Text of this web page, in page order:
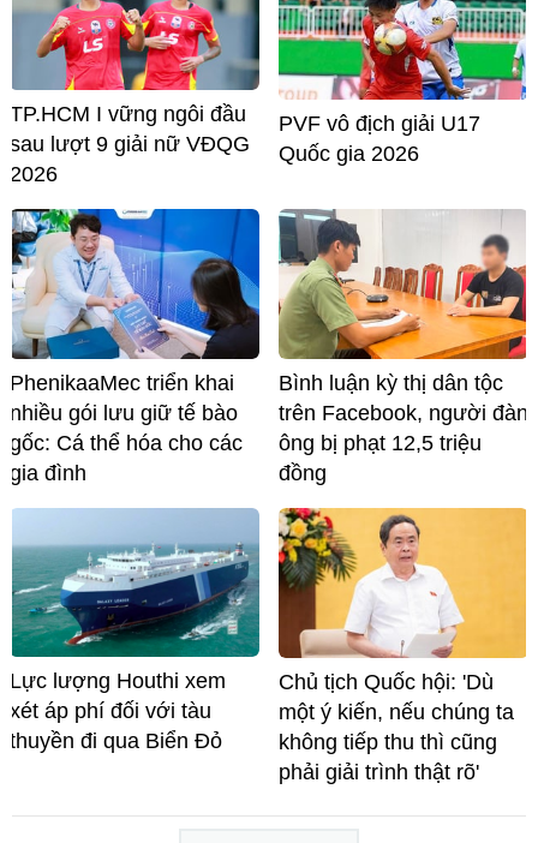
TP.HCM I vững ngôi đầu
sau lượt 9 giải nữ VĐQG
2026
PVF vô địch giải U17
Quốc gia 2026
PhenikaaMec triển khai
nhiều gói lưu giữ tế bào
gốc: Cá thể hóa cho các
gia đình
Bình luận kỳ thị dân tộc
trên Facebook, người đàn
ông bị phạt 12,5 triệu
đồng
Lực lượng Houthi xem
xét áp phí đối với tàu
thuyền đi qua Biển Đỏ
Chủ tịch Quốc hội: 'Dù
một ý kiến, nếu chúng ta
không tiếp thu thì cũng
phải giải trình thật rõ'